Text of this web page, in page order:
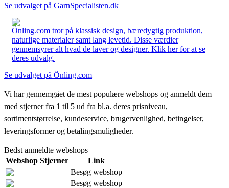
Se udvalget på GarnSpecialisten.dk
Önling.com tror på klassisk design, bæredygtig produktion,
naturlige materialer samt lang levetid. Disse værdier
gennemsyrer alt hvad de laver og designer. Klik her for at se
deres udvalg.
Se udvalget på Önling.com
Vi har gennemgået de mest populære webshops og anmeldt dem
med stjerner fra 1 til 5 ud fra bl.a. deres prisniveau,
sortimentstørrelse, kundeservice, brugervenlighed, betingelser,
leveringsformer og betalingsmuligheder.
Bedst anmeldte webshops
Webshop Stjerner
Link
Besøg webshop
Besøg webshop